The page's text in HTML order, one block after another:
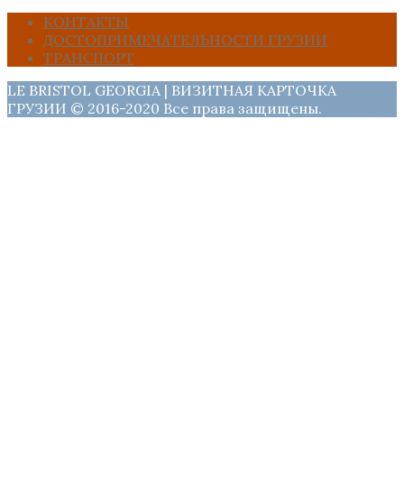
КОНТАКТЫ
ДОСТОПРИМЕЧАТЕЛЬНОСТИ ГРУЗИИ
ТРАНСПОРТ
LE BRISTOL GEORGIA | ВИЗИТНАЯ КАРТОЧКА
ГРУЗИИ © 2016-2020 Все права защищены.